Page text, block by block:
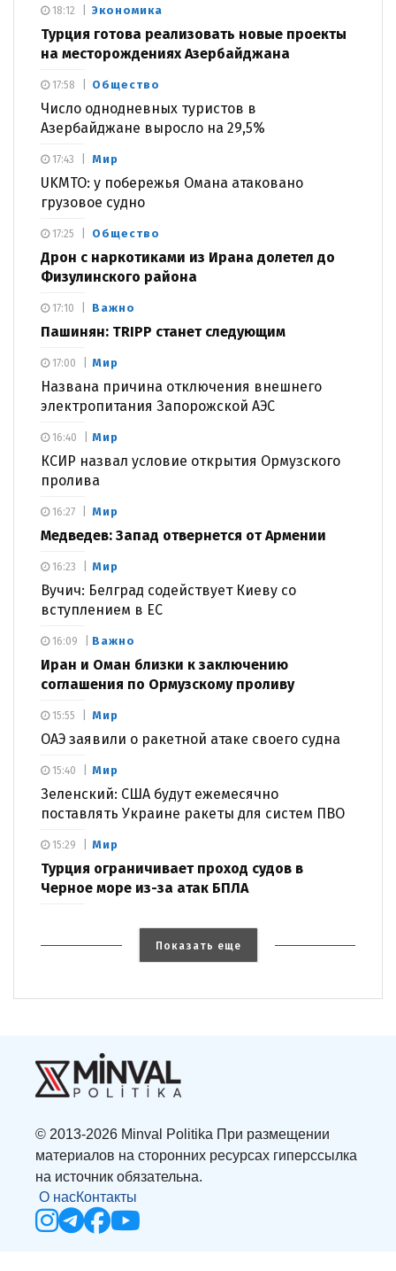
Экономика
Турция готова реализовать новые проекты
на месторождениях Азербайджана
18:12
Общество
Число однодневных туристов в
Азербайджане выросло на 29,5%
17:58
Мир
UKMTO: у побережья Омана атаковано
грузовое судно
17:43
Общество
Дрон с наркотиками из Ирана долетел до
Физулинского района
17:25
Важно
Пашинян: TRIPP станет следующим
17:10
Мир
Названа причина отключения внешнего
электропитания Запорожской АЭС
17:00
Мир
КСИР назвал условие открытия Ормузского
пролива
16:40
Мир
Медведев: Запад отвернется от Армении
16:27
Мир
Вучич: Белград содействует Киеву со
вступлением в ЕС
16:23
Важно
Иран и Оман близки к заключению
соглашения по Ормузскому проливу
16:09
Мир
ОАЭ заявили о ракетной атаке своего судна
15:55
Мир
Зеленский: США будут ежемесячно
поставлять Украине ракеты для систем ПВО
15:40
Мир
Турция ограничивает проход судов в
Черное море из-за атак БПЛА
15:29
Показать еще
© 2013-2026 Minval Politika При размещении
материалов на сторонних ресурсах гиперссылка
на источник обязательна.
О насКонтакты